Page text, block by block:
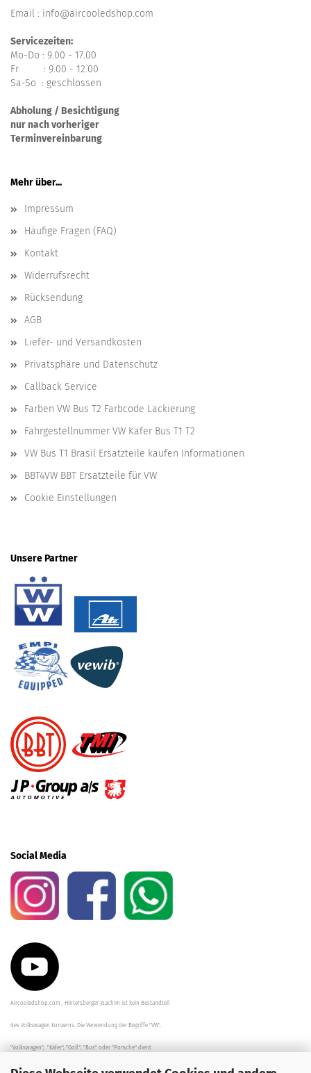
Email : info@aircooledshop.com
Servicezeiten:
Mo-Do : 9.00 - 17.00
Fr : 9.00 - 12.00
Sa-So : geschlossen
Abholung / Besichtigung
nur nach vorheriger
Terminvereinbarung
Mehr über...
Impressum
Häufige Fragen (FAQ)
Kontakt
Widerrufsrecht
Rücksendung
AGB
Liefer- und Versandkosten
Privatsphäre und Datenschutz
Callback Service
Farben VW Bus T2 Farbcode Lackierung
Fahrgestellnummer VW Käfer Bus T1 T2
VW Bus T1 Brasil Ersatzteile kaufen Informationen
BBT4VW BBT Ersatzteile für VW
Cookie Einstellungen
Unsere Partner
Social Media
Aircooledshop.com , Hintersberger Joachim ist kein Bestandteil
des Volkswagen Konzerns. Die Verwendung der Begriffe "VW",
"Volkswagen", "Käfer", "Golf", "Bus" oder "Porsche" dient
der Beschreibung der Teile und stellt in keinem Fall eine direkte